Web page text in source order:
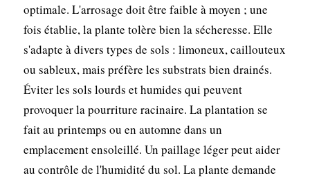
optimale. L'arrosage doit être faible à moyen ; une
fois établie, la plante tolère bien la sécheresse. Elle
s'adapte à divers types de sols : limoneux, caillouteux
ou sableux, mais préfère les substrats bien drainés.
Éviter les sols lourds et humides qui peuvent
provoquer la pourriture racinaire. La plantation se
fait au printemps ou en automne dans un
emplacement ensoleillé. Un paillage léger peut aider
au contrôle de l'humidité du sol. La plante demande